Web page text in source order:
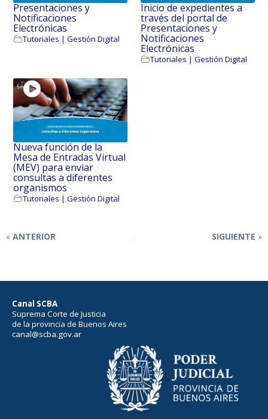
Presentaciones y
Notificaciones
Electrónicas
Tutoriales | Gestión Digital
Inicio de expedientes a
través del portal de
Presentaciones y
Notificaciones
Electrónicas
Tutoriales | Gestión Digital
Nueva función de la
Mesa de Entradas Virtual
(MEV) para enviar
consultas a diferentes
organismos
Tutoriales | Gestión Digital
ANTERIOR SIGUIENTE
Canal SCBA
Suprema Corte de Justicia
de la provincia de Buenos Aires
canal@scba.gov.ar